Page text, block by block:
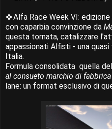
🍀Alfa Race Week VI:
con caparbia convinzione da
questa tornata, catalizzare
appassionati Alfisti - una
Italia.
Formula consolidata quella
al consueto marchio di fabbrica
lane: un format esclusivo di